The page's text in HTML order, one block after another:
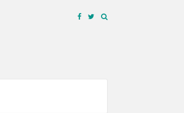
Facebook
Twitter